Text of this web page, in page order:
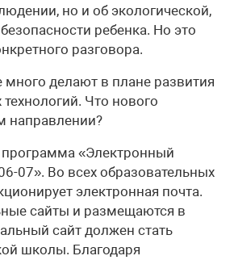
но и об экологической,
ребенка. Но это
разговора.
делают в плане развития
Что нового
направлении?
программа «Электронный
07». Во всех образовательных
электронная почта.
сайты и размещаются в
сайт должен стать
школы. Благодаря